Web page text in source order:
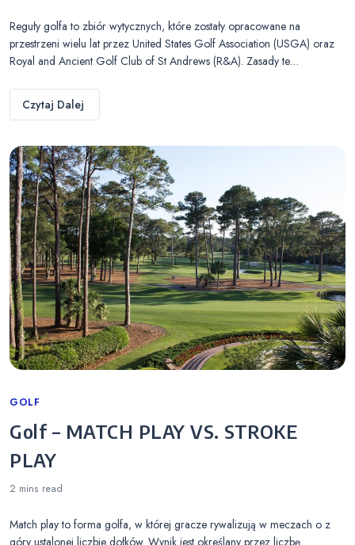
Reguły golfa to zbiór wytycznych, które zostały opracowane na
przestrzeni wielu lat przez United States Golf Association (USGA) oraz
Royal and Ancient Golf Club of St Andrews (R&A). Zasady te…
Czytaj Dalej
Categories
GOLF
Golf – MATCH PLAY VS. STROKE
PLAY
2 mins read
Match play to forma golfa, w której gracze rywalizują w meczach o z
góry ustalonej liczbie dołków. Wynik jest określany przez liczbę